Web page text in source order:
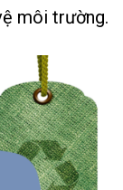
môi trường.